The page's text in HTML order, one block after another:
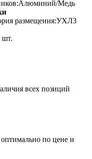
Медь
размещения:УХЛ3
шт.
всех позиций
по цене и